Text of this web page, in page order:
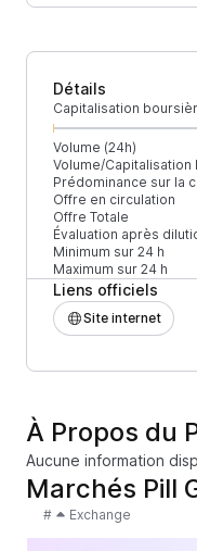
Détails
Capitalisation
Volume (24h)
Volume/Capitalisation
Prédominance sur la
Offre en circulation
Offre Totale
Évaluation après
Minimum sur 24 h
Maximum sur 24 h
Liens officiels
Site internet
À Propos du
Aucune information
Marchés Pill
# Exchange